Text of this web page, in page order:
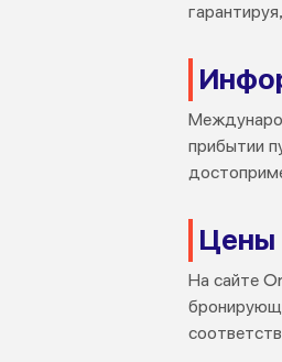
прибытии
Цены
На сайте